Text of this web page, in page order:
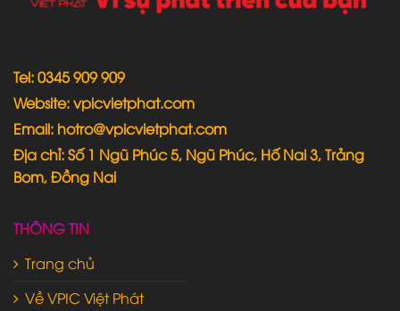
Tel: 0345 909 909
Website: vpicvietphat.com
Email: hotro@vpicvietphat.com
Địa chỉ: Số 1 Ngũ Phúc 5, Ngũ Phúc, Hố Nai 3, Trảng
Bom, Đồng Nai
THÔNG TIN
Trang chủ
Về VPIC Việt Phát